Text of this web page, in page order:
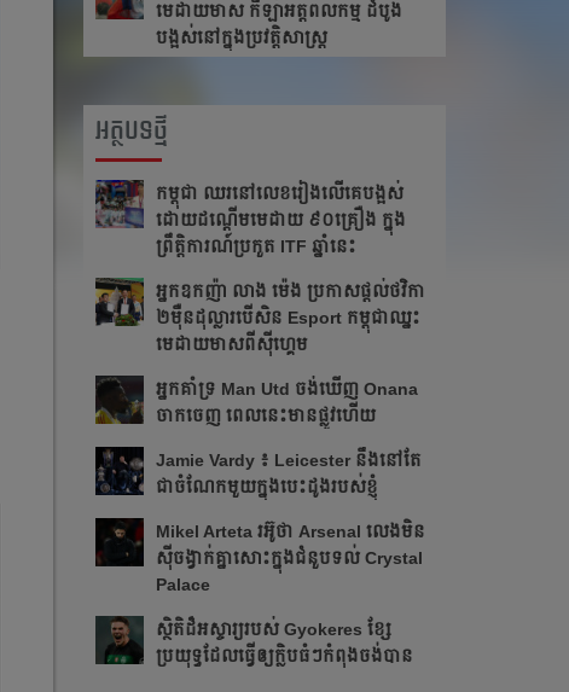
មេដាយមាស កីឡាអត្តពលកម្ម ដំបូង
បង្អស់នៅក្នុងប្រវត្តិសាស្រ្ត
អត្ថបទថ្មី
កម្ពុជា​ ឈរនៅលេខរៀងលើគេបង្អស់​
ដោយដណ្ដើមមេដាយ​ ៩០គ្រឿង ក្នុង
ព្រឹត្ដិការណ៍ប្រកួត ITF​ ឆ្នាំនេះ
អ្នក​ឧកញ៉ា លាង ម៉េង ​ប្រកាស​ផ្ដល់​ថវិកា​
២​ម៉ឺន​ដុល្លារ​បើ​សិន​​ Esport កម្ពុជា​​ឈ្នះ​​
មេដាយ​មាស​ពី​ស៊ីហ្គេម​
អ្នក​គាំទ្រ Man Utd ចង់​ឃើញ Onana
ចាកចេញ​ ពេលនេះ​មាន​ផ្លូវ​ហើយ​​
Jamie Vardy ៖ Leicester នឹង​នៅ​តែ​
ជា​ចំណែក​មួយ​ក្នុង​បេះដូង​របស់​ខ្ញុំ​
Mikel Arteta ​រអ៊ូ​ថា​​ Arsenal លេង​មិន​
ស៊ី​ចង្វាក់​គ្នា​​សោះ​ក្នុង​ជំនួប​ទល់ Crystal
Palace
​ស្ថិតិ​ដ៏​អស្ចារ្យ​​របស់ Gyokeres ខ្សែ​
ប្រយុទ្ធ​ដែល​​ធ្វើ​ឲ្យ​ក្លិប​ធំៗ​កំពុង​ចង់បាន​